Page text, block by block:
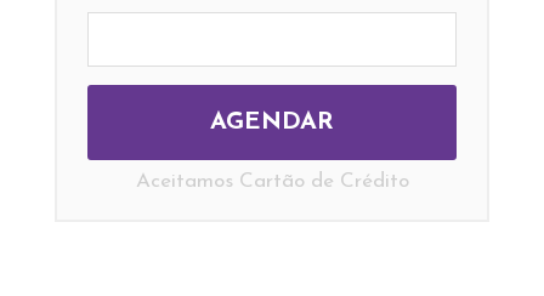
Aceitamos Cartão de Crédito